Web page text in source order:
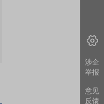
涉企
举报
意见
反馈